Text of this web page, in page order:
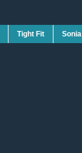
Tight Fit Sonia